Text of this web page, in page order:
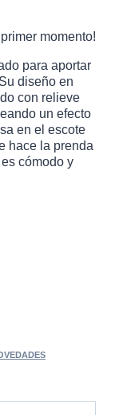
momento!
para aportar
diseño en
con relieve
un efecto
en el escote
hace la prenda
cómodo y